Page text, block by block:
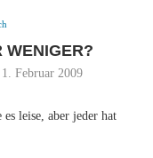
WENIGER?
1. Februar 2009
es leise, aber jeder hat